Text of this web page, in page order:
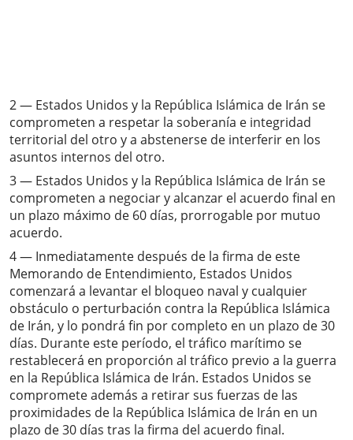
2 — Estados Unidos y la República Islámica de Irán se
comprometen a respetar la soberanía e integridad
territorial del otro y a abstenerse de interferir en los
asuntos internos del otro.
3 — Estados Unidos y la República Islámica de Irán se
comprometen a negociar y alcanzar el acuerdo final en
un plazo máximo de 60 días, prorrogable por mutuo
acuerdo.
4 — Inmediatamente después de la firma de este
Memorando de Entendimiento, Estados Unidos
comenzará a levantar el bloqueo naval y cualquier
obstáculo o perturbación contra la República Islámica
de Irán, y lo pondrá fin por completo en un plazo de 30
días. Durante este período, el tráfico marítimo se
restablecerá en proporción al tráfico previo a la guerra
en la República Islámica de Irán. Estados Unidos se
compromete además a retirar sus fuerzas de las
proximidades de la República Islámica de Irán en un
plazo de 30 días tras la firma del acuerdo final.